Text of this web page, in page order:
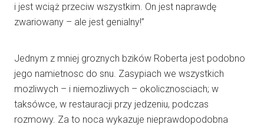
i jest wciąż przeciw wszystkim. On jest naprawdę
zwariowany – ale jest genialny!”
Jednym z mniej groznych bzików Roberta jest podobno
jego namietnosc do snu. Zasypiach we wszystkich
mozliwych – i niemozliwych – okolicznosciach; w
taksówce, w restauracji przy jedzeniu, podczas
rozmowy. Za to noca wykazuje nieprawdopodobna